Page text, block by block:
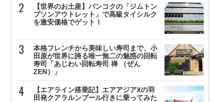
【世界のお土産】バンコクの「ジムトン
プソンアウトレット」で高級タイシルク
を激安価格でゲット！
本格フレンチから美味しい寿司まで、小
田原が世界に誇る唯一無二の魅惑の回転
寿司「あじわい回転寿司 禅 （ぜん
ZEN）」
【エアライン搭乗記】エアアジアXの羽
田発クアラルンプール行きに乗ってみた